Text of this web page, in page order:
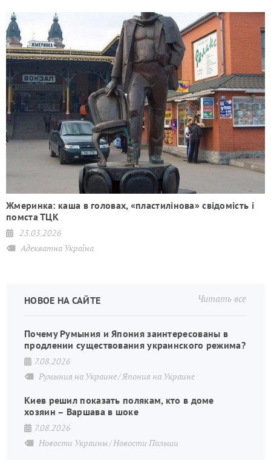
Жмеринка: каша в головах, «пластилінова» свідомість і
помста ТЦК
23.03.2026
Адекватна Україна
Читать все
НОВОЕ НА САЙТЕ
Почему Румыния и Япония заинтересованы в
продлении существования украинского режима?
7.08.2026
Румыния на Украине Япония на Украине
Киев решил показать полякам, кто в доме
хозяин – Варшава в шоке
7.08.2026
Новости Украины Новости Польши